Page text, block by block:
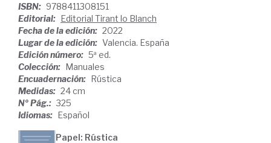
ISBN: 9788411308151
Editorial: Editorial Tirant lo Blanch
Fecha de la edición: 2022
Lugar de la edición: Valencia. España
Edición número: 5ª ed.
Colección: Manuales
Encuadernación: Rústica
Medidas: 24 cm
Nº Pág.: 325
Idiomas: Español
Papel: Rústica